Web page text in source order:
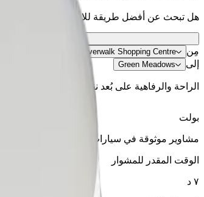
هل تبحث عن أفضل طريقة للانتقال من Riverwalk Shopping Centre إلى Green Meadows؟ اطّلع على خدماتنا واختر الأنسب لمشوارك.
مِن Riverwalk Shopping Centre
إلى Green Meadows
الراحة والرفاهية على بُعد نقرات فقط!
بولت
مشاوير موثوقة في سيارات متوسطة الحجم ويومية.
الوقت المقدر للمشوار
٧ د